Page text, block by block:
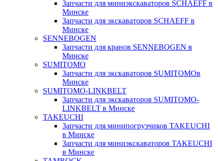
Запчасти для миниэкскаваторов SCHAEFF в
Минске
Запчасти для экскаваторов SCHAEFF в
Минске
SENNEBOGEN
Запчасти для кранов SENNEBOGEN в
Минске
SUMITOMO
Запчасти для экскаваторов SUMITOMOв
Минске
SUMITOMO-LINKBELT
Запчасти для экскаваторов SUMITOMO-
LINKBELT в Минске
TAKEUCHI
Запчасти для минипогрузчиков TAKEUCHI
в Минске
Запчасти для миниэкскаваторов TAKEUCHI
в Минске